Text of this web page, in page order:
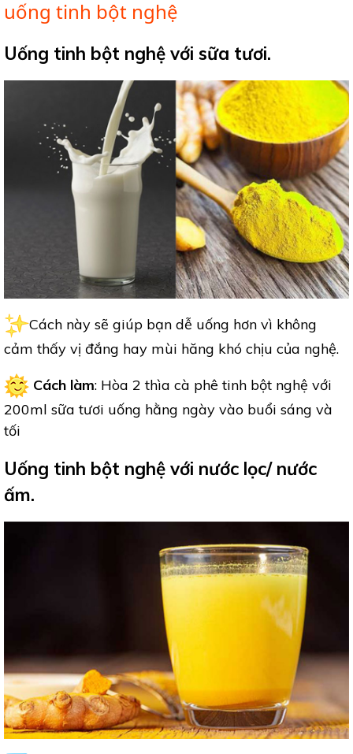
uống tinh bột nghệ
Uống tinh bột nghệ với sữa tươi.
Cách này sẽ giúp bạn dễ uống hơn vì không
cảm thấy vị đắng hay mùi hăng khó chịu của nghệ.
Cách làm: Hòa 2 thìa cà phê tinh bột nghệ với
200ml sữa tươi uống hằng ngày vào buổi sáng và
tối
Uống tinh bột nghệ với nước lọc/ nước
ấm.